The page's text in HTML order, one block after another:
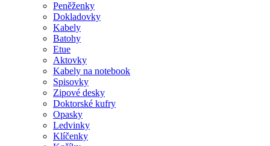
Peněženky
Dokladovky
Kabely
Batohy
Etue
Aktovky
Kabely na notebook
Spisovky
Zipové desky
Doktorské kufry
Opasky
Ledvinky
Klíčenky